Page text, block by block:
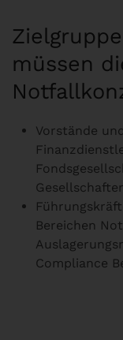
müssen
Vorstände
Bereichen
Compliance